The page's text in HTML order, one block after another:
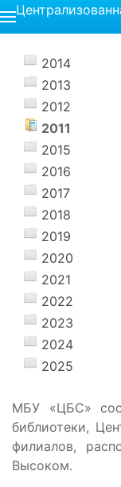
2014
2013
2012
2011
2015
2016
2017
2018
2019
2020
2021
2022
2023
2024
2025
МБУ «ЦБС»
библиотеки,
филиалов,
Высоком.